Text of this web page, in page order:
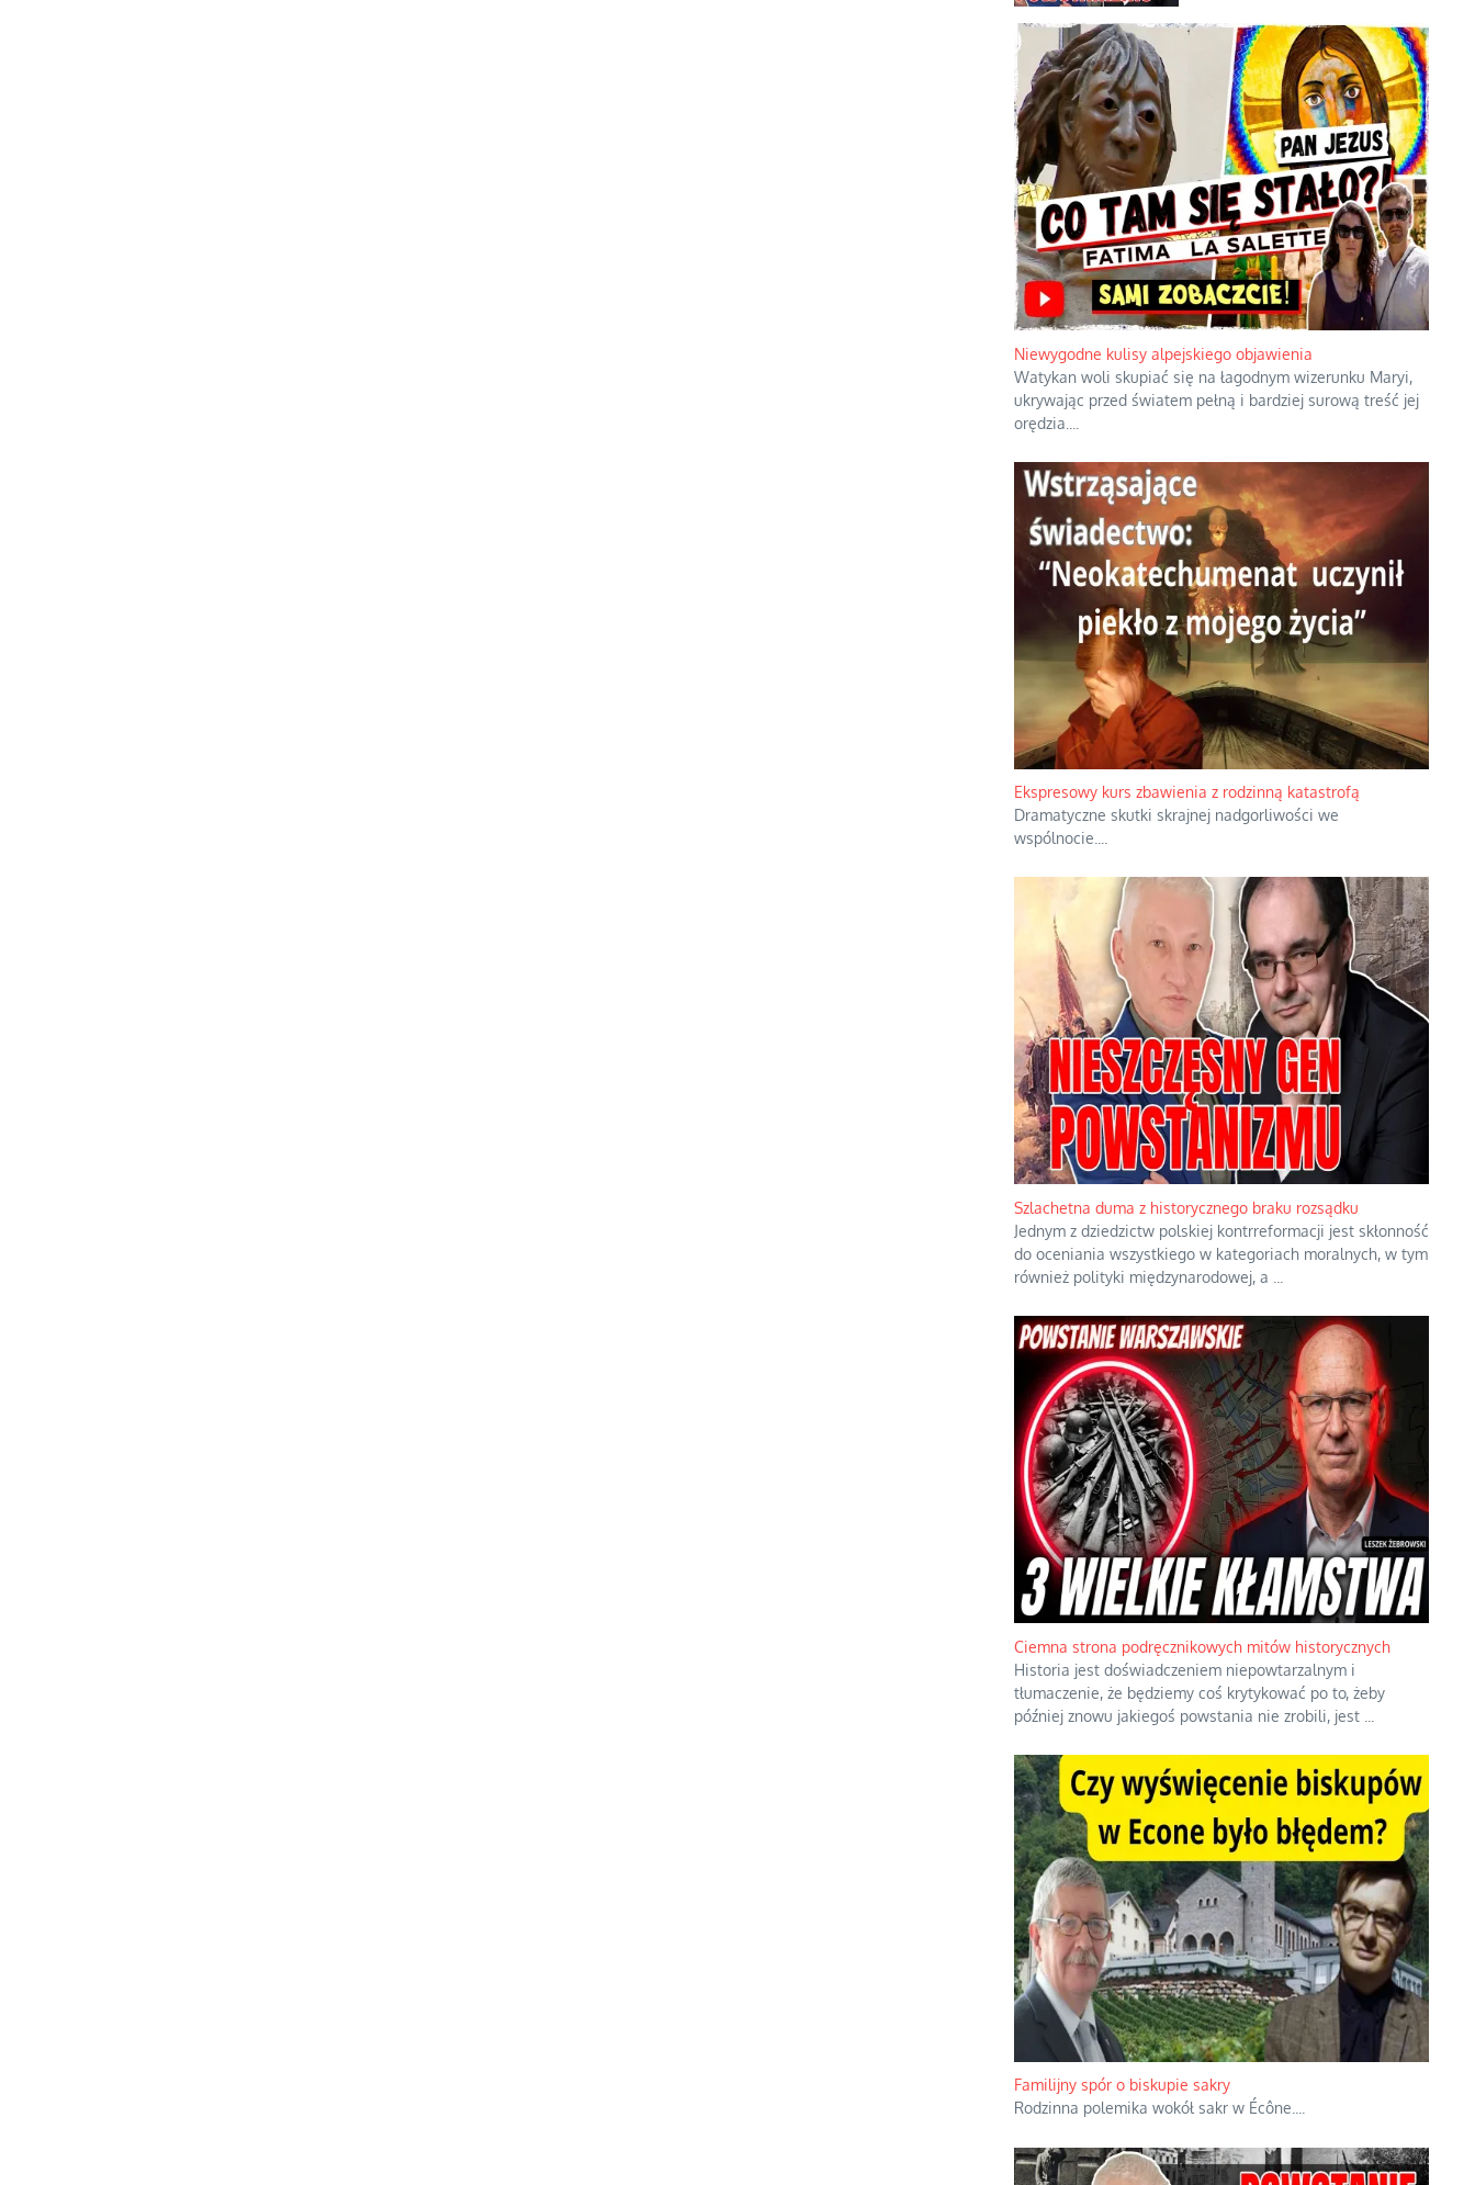
Niewygodne kulisy alpejskiego objawienia
Watykan woli skupiać się na łagodnym wizerunku Maryi,
ukrywając przed światem pełną i bardziej surową treść jej
orędzia.
Ekspresowy kurs zbawienia z rodzinną katastrofą
Dramatyczne skutki skrajnej nadgorliwości we
wspólnocie.
Szlachetna duma z historycznego braku rozsądku
Jednym z dziedzictw polskiej kontrreformacji jest skłonność
do oceniania wszystkiego w kategoriach moralnych, w tym
również polityki międzynarodowej, a
Ciemna strona podręcznikowych mitów historycznych
Historia jest doświadczeniem niepowtarzalnym i
tłumaczenie, że będziemy coś krytykować po to, żeby
później znowu jakiegoś powstania nie zrobili, jest
Familijny spór o biskupie sakry
Rodzinna polemika wokół sakr w Écône.